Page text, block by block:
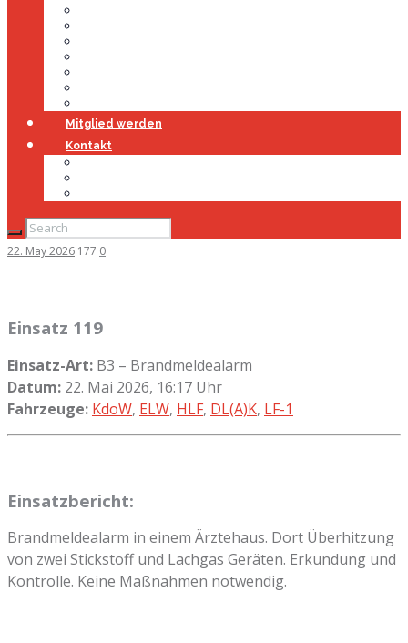
Mitglied werden
Kontakt
22. May 2026 177 0
Einsatz 119
Einsatz-Art: B3 – Brandmeldealarm
Datum: 22. Mai 2026, 16:17 Uhr
Fahrzeuge: KdoW, ELW, HLF, DL(A)K, LF-1
Einsatzbericht:
Brandmeldealarm in einem Ärztehaus. Dort Überhitzung
von zwei Stickstoff und Lachgas Geräten. Erkundung und
Kontrolle. Keine Maßnahmen notwendig.